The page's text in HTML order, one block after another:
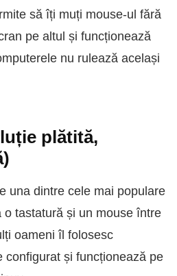
să îți muți mouse-ul fără
pe altul și funcționează
nu rulează același
plătită,
una dintre cele mai populare
o tastatură și un mouse între
oameni îl folosesc
configurat și funcționează pe